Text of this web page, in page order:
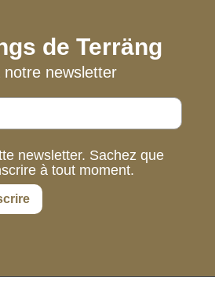
de Terräng
newsletter
newsletter. Sachez que
à tout moment.